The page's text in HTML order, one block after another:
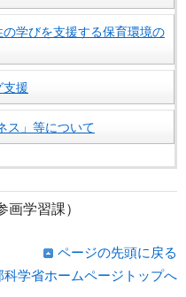
学びを支援する保育環境の
支援
ス」等について
画学習課）
ページの先頭に戻る
科学省ホームページトップへ